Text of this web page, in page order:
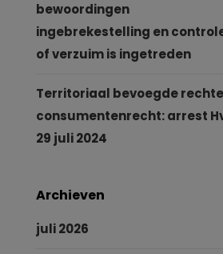
bewoordingen
ingebrekestelling en
of verzuim is ingetreden
Territoriaal bevoegde
consumentenrecht: arrest
29 juli 2024
Archieven
juli 2026